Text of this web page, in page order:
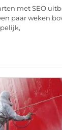
met SEO
paar weken